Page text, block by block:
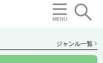
ジャンル一覧